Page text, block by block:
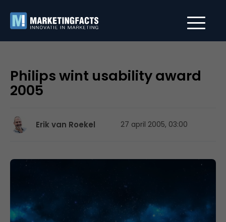
Philips wint usability award
2005
Erik van Roekel 27 april 2005, 03:00